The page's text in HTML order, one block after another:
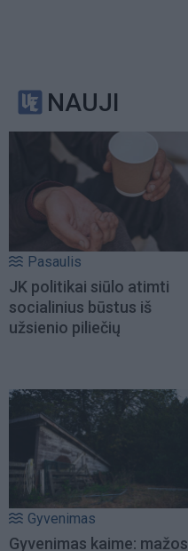
NAUJI
Pasaulis
JK politikai siūlo atimti
socialinius būstus iš
užsienio piliečių
Gyvenimas
Gyvenimas kaime: mažos